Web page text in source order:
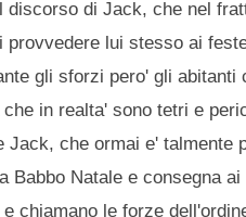
discorso di Jack, che nel
provvedere lui stesso ai
gli sforzi pero' gli
in realta' sono tetri e
Jack, che ormai e' talmente
Babbo Natale e consegna
chiamano le forze